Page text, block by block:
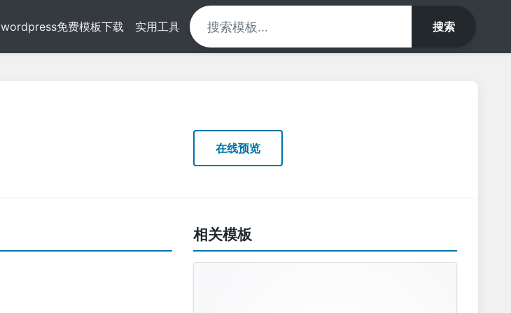
wordpress免费模板下载 实用工具 搜索
在线预览
相关模板